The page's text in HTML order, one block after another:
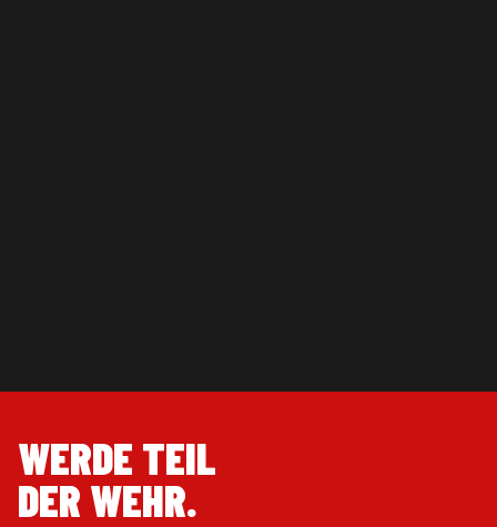
WERDE TEIL
DER WEHR.